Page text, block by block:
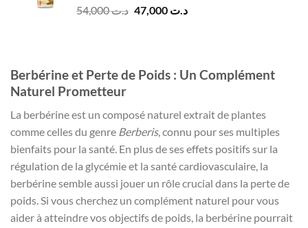
د.ت54,000
Le
د.ت 54,000.
د.ت 47,000
Le
Berbérine et Perte de Poids : Un Complément
Naturel Prometteur
La berbérine est un composé naturel extrait de plantes
comme celles du genre Berberis, connu pour ses multiples
bienfaits pour la santé. En plus de ses effets positifs sur la
régulation de la glycémie et la santé cardiovasculaire, la
berbérine semble aussi jouer un rôle crucial dans la perte de
poids. Si vous cherchez un complément naturel pour vous
aider à atteindre vos objectifs de poids, la berbérine pourrait